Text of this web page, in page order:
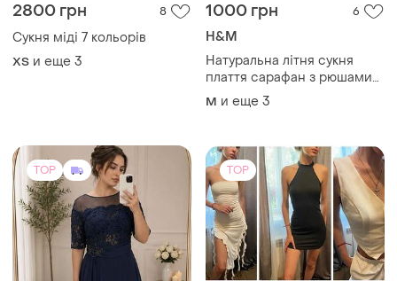
2800 грн 8
Сукня міді 7 кольорів
ХS и еще 3
1000 грн 6
H&M
Натуральна літня сукня
плаття сарафан з рюшами
оверсайз вільного крою
льоля h&m
M и еще 3
TOP TOP